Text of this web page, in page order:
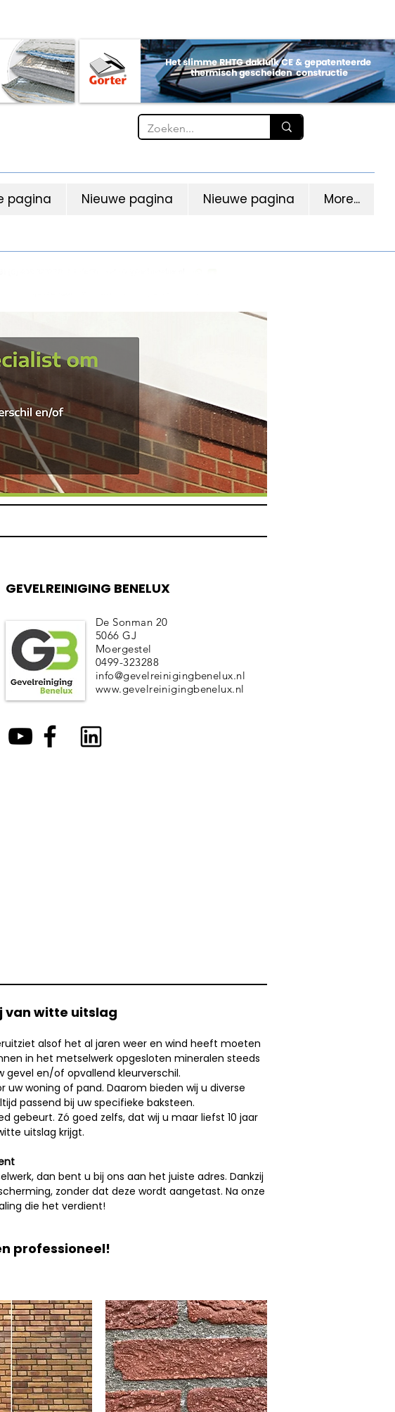
pagina Nieuwe pagina Nieuwe pagina More...
GEVELREINIGING BENELUX
De Sonman 20
5066 GJ
Moergestel
0499-323288
info@gevelreinigingbenelux.nl
www.gevelreinigingbenelux.nl
van witte uitslag
alsof het al jaren weer en wind heeft moeten
in het metselwerk opgesloten mineralen steeds
gevel en/of opvallend kleurverschil.
uw woning of pand. Daarom bieden wij u diverse
passend bij uw specifieke baksteen.
gebeurt. Zó goed zelfs, dat wij u maar liefst 10 jaar
uitslag krijgt.
dan bent u bij ons aan het juiste adres. Dankzij
zonder dat deze wordt aangetast. Na onze
die het verdient!
professioneel!